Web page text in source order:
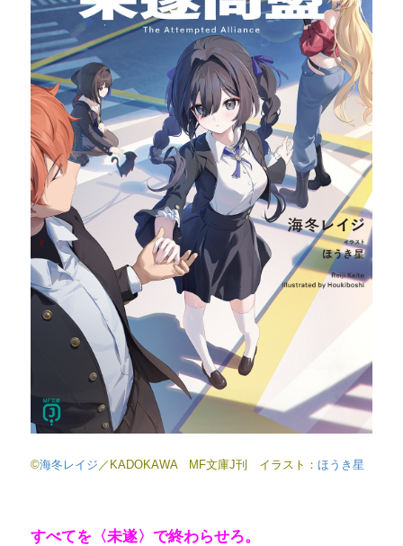
©海冬レイジ ／KADOKAWA MF文庫J刊 イラスト： ほうき星
すべてを〈未遂〉で終わらせろ。